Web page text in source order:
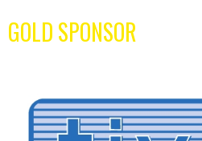
GOLD SPONSOR